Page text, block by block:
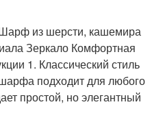
из шерсти, кашемира
Зеркало Комфортная
1. Классический стиль
подходит для любого
простой, но элегантный